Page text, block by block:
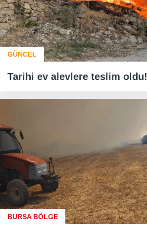
GÜNCEL
Tarihi ev alevlere teslim oldu!
BURSA BÖLGE